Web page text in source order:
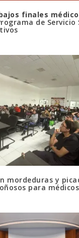
finales
de Servicio
mordeduras y
para